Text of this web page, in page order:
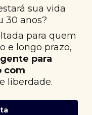
sua vida
30 anos?
para quem
e longo prazo,
para
com
liberdade.